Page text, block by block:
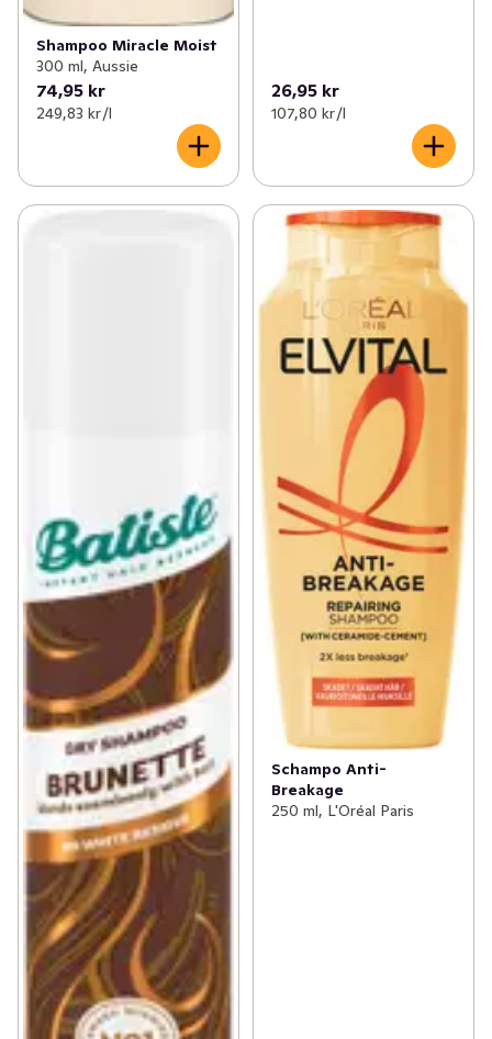
Shampoo Miracle Moist
300 ml, Aussie
74,95 kr
249,83 kr /l
26,95 kr
107,80 kr /l
Schampo Anti-
Breakage
250 ml, L'Oréal Paris